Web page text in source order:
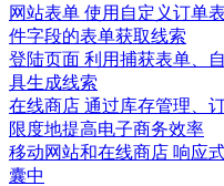
网站表单 使用自定义订单
件字段的表单获取线索
登陆页面 利用捕获表单、
具生成线索
在线商店 通过库存管理、
限度地提高电子商务效率
移动网站和在线商店 响应
囊中